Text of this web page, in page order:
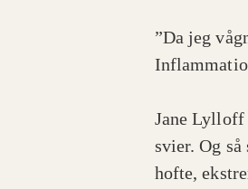
”Da jeg
Jane Lylloff
svier. Og
hofte,